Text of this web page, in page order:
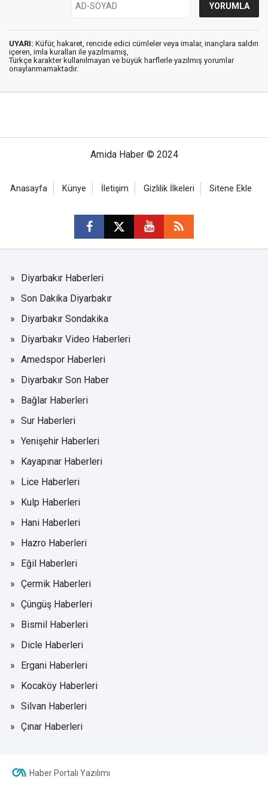
UYARI: Küfür, hakaret, rencide edici cümleler veya imalar, inançlara saldırı
içeren, imla kuralları ile yazılmamış,
Türkçe karakter kullanılmayan ve büyük harflerle yazılmış yorumlar
onaylanmamaktadır.
Amida Haber © 2024
Anasayfa Künye İletişim Gizlilik İlkeleri Sitene Ekle
Diyarbakır Haberleri
Son Dakika Diyarbakır
Diyarbakır Sondakika
Diyarbakır Video Haberleri
Amedspor Haberleri
Diyarbakır Son Haber
Bağlar Haberleri
Sur Haberleri
Yenişehir Haberleri
Kayapınar Haberleri
Lice Haberleri
Kulp Haberleri
Hani Haberleri
Hazro Haberleri
Eğil Haberleri
Çermik Haberleri
Çüngüş Haberleri
Bismil Haberleri
Dicle Haberleri
Ergani Haberleri
Kocaköy Haberleri
Silvan Haberleri
Çınar Haberleri
Haber Portalı Yazılımı